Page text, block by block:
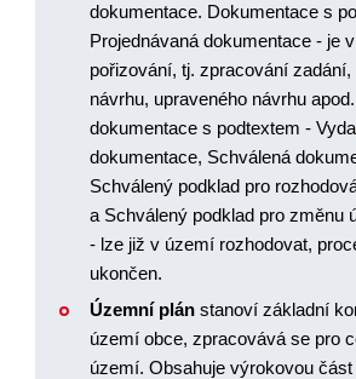
dokumentace. Dokumentace s
Projednávaná dokumentace - je
pořizování, tj. zpracování
návrhu, upraveného návrhu
dokumentace s podtextem -
dokumentace, Schválená
Schválený podklad pro
a Schválený podklad pro změnu
- lze již v území rozhodovat,
ukončen.
Územní plán stanoví základní
území obce, zpracovává se pro
území. Obsahuje výrokovou část